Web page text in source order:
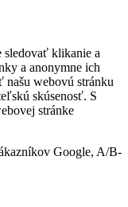
sledovať klikanie a
a anonymne ich
webovú stránku
skúsenosť. S
stránke
Google, A/B-